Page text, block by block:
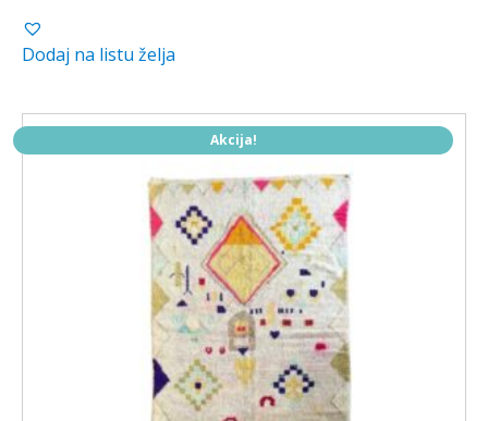
Dodaj na listu želja
Akcija!